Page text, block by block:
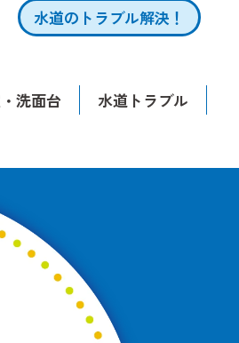
水道のトラブル解決！
洗面台 水道トラブル